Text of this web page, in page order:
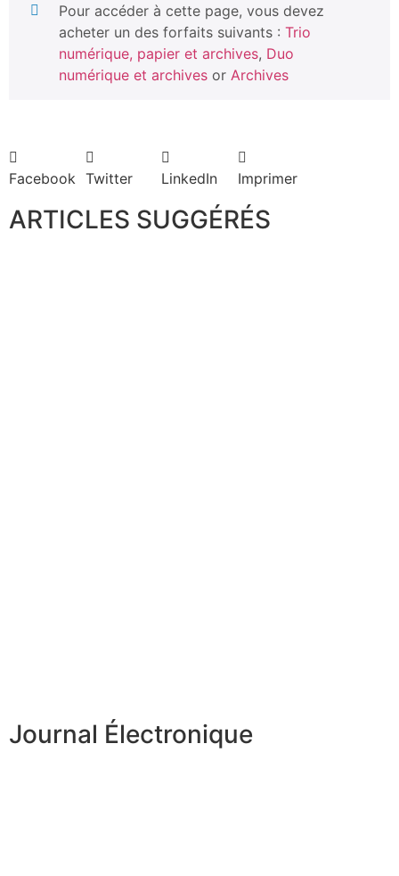
Pour accéder à cette page, vous devez
acheter un des forfaits suivants : Trio
numérique, papier et archives, Duo
numérique et archives or Archives
Facebook Twitter LinkedIn Imprimer
ARTICLES SUGGÉRÉS
Journal Électronique